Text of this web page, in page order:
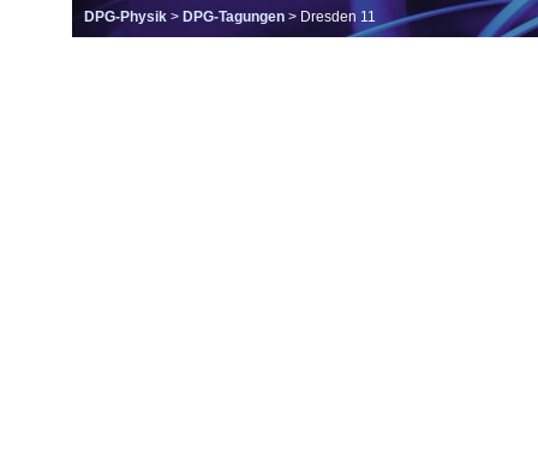
DPG-Physik > DPG-Tagungen > Dresden 11